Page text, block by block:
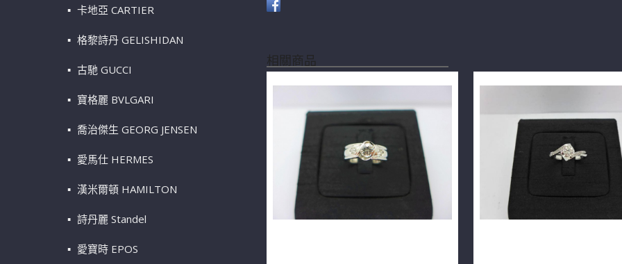
卡地亞 CARTIER
格黎詩丹 GELISHIDAN
古馳 GUCCI
寶格麗 BVLGARI
喬治傑生 GEORG JENSEN
愛馬仕 HERMES
漢米爾頓 HAMILTON
詩丹麗 Standel
愛寶時 EPOS
相關商品